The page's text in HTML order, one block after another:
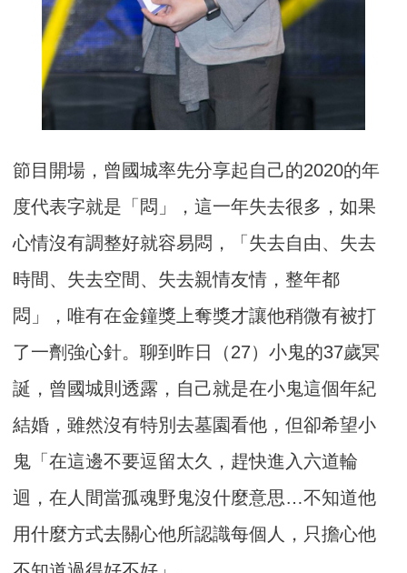
節目開場，曾國城率先分享起自己的2020的年
度代表字就是「悶」，這一年失去很多，如果
心情沒有調整好就容易悶，「失去自由、失去
時間、失去空間、失去親情友情，整年都
悶」，唯有在金鐘獎上奪獎才讓他稍微有被打
了一劑強心針。聊到昨日（27）小鬼的37歲冥
誕，曾國城則透露，自己就是在小鬼這個年紀
結婚，雖然沒有特別去墓園看他，但卻希望小
鬼「在這邊不要逗留太久，趕快進入六道輪
迴，在人間當孤魂野鬼沒什麼意思…不知道他
用什麼方式去關心他所認識每個人，只擔心他